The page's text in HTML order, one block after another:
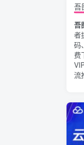
吾
吾
者
码
费
流